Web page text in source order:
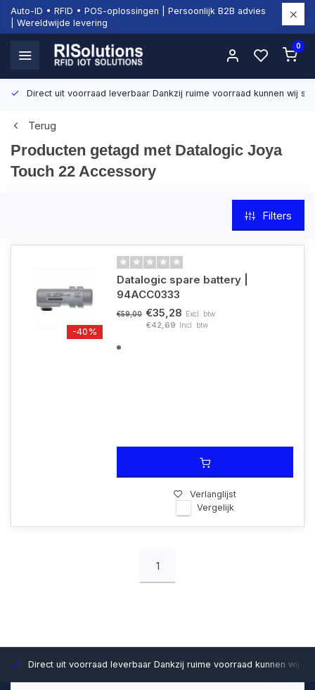
Auto-ID • RFID • POS-oplossingen | Persoonlijk B2B advies
| Wereldwijde levering
0
Direct uit voorraad leverbaar Dankzij ruime voorraad kunnen wij
Terug
Producten getagd met Datalogic Joya
Touch 22 Accessory
Filters
-40%
Datalogic spare battery |
94ACC0333
€59,00 €35,28 Excl. btw
€42,69 Incl. btw
Verlanglijst
Vergelijk
1
Direct uit voorraad leverbaar Dankzij ruime voorraad kunnen wij